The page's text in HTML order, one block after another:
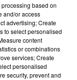
based on
and/or access
advertising; Create
to select personalised
content
or combinations
services; Create
personalised
security, prevent and